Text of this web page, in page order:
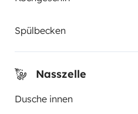
Spülbecken
Nasszelle
Dusche innen
Ausstattungselementen
Gesamtgewicht: